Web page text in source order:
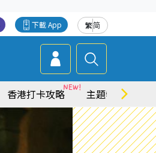
繁简
下載 App
香港打卡攻略 主題特集